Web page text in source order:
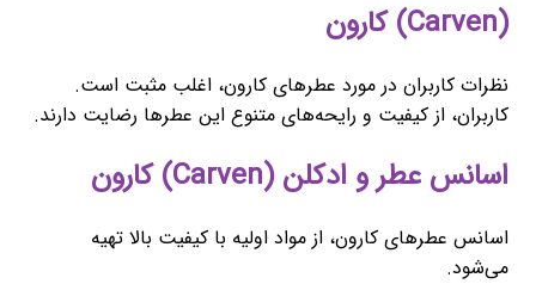
(Carven) کارون
نظرات کاربران در مورد عطرهای کارون، اغلب مثبت است.
کاربران، از کیفیت و رایحه‌های متنوع این عطرها رضایت دارند.
اسانس عطر و ادکلن (Carven) کارون
اسانس عطرهای کارون، از مواد اولیه با کیفیت بالا تهیه
می‌شود.